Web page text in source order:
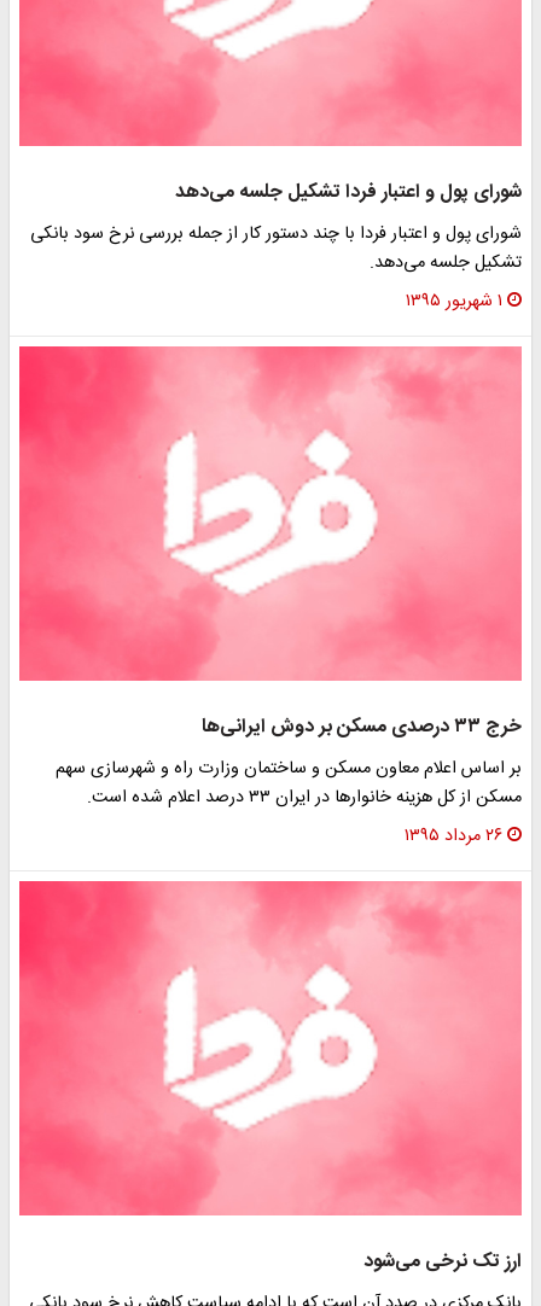
شورای پول و اعتبار فردا تشکیل جلسه می‌دهد
شورای پول و اعتبار فردا با چند دستور کار از جمله بررسی نرخ سود بانکی
تشکیل جلسه می‌دهد.
۱ شهریور ۱۳۹۵
خرج ۳۳ درصدی مسکن بر دوش ایرانی‌ها
بر اساس اعلام معاون مسکن و ساختمان وزارت راه و شهرسازی سهم
مسکن از کل هزینه خانوارها در ایران ۳۳ درصد اعلام شده است.
۲۶ مرداد ۱۳۹۵
ارز تک نرخی می‌شود